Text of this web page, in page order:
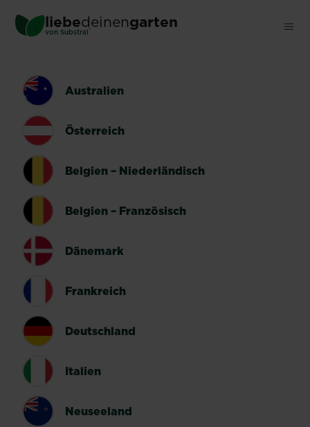
main
liebedeinengarten
von Substral ®
Australien
Österreich
Belgien – Niederländisch
Belgien – Französisch
Dänemark
Frankreich
Deutschland
Italien
Neuseeland